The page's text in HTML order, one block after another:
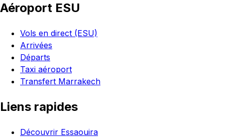
Aéroport ESU
Vols en direct (ESU)
Arrivées
Départs
Taxi aéroport
Transfert Marrakech
Liens rapides
Découvrir Essaouira